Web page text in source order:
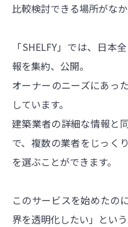
比較検討できる場所がなか
「SHELFY」では、日本
報を集約、公開。
オーナーのニーズにあっ
しています。
建築業者の詳細な情報と
で、複数の業者をじっく
を選ぶことができます。
このサービスを始めたの
界を透明化したい」という